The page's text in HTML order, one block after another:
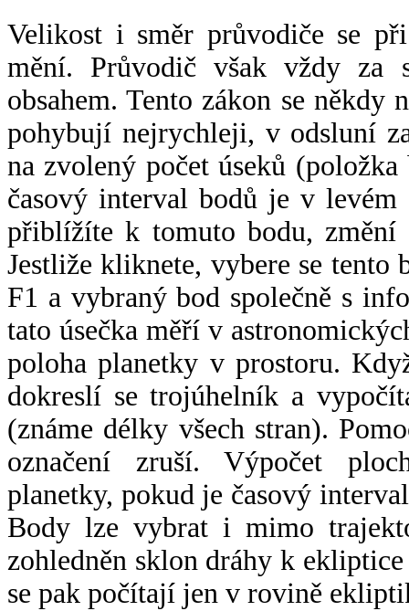
Velikost i směr průvodiče se
mění. Průvodič však vždy za
obsahem. Tento zákon se někdy
pohybují nejrychleji, v odsluní
na zvolený počet úseků
časový interval bodů je v
přiblížíte k tomuto bodu,
Jestliže kliknete, vybere se tento
F1 a vybraný bod společně s
tato úsečka měří v
poloha planetky v prostoru.
dokreslí se trojúhelník a
(známe délky všech stran).
označení zruší. Výpočet
planetky, pokud je časový
Body lze vybrat i mimo
zohledněn sklon dráhy k
se pak počítají jen v rovině